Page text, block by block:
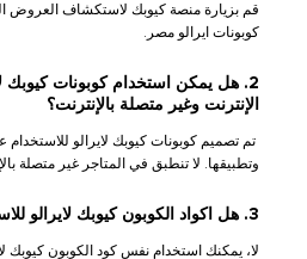
قم بزيارة منصة كيوبك لاستكشاف العروض
كوبونات ايرالو مصر.
2. هل يمكن استخدام كوبونات كيوبك
الإنترنت وغير متصلة بالإنترنت؟
تم تصميم كوبونات كيوبك لايرالو للاستخدام
وتطبيقها. لا تنطبق في المتاجر غير متصلة
3. هل اكواد الكوبون كيوبك لايرالو للاستخدام مرة واحدة فقط؟
لا، يمكنك استخدام نفس كود الكوبون كيوبك